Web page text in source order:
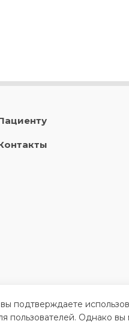
подтверждаете
пользователей. Однако